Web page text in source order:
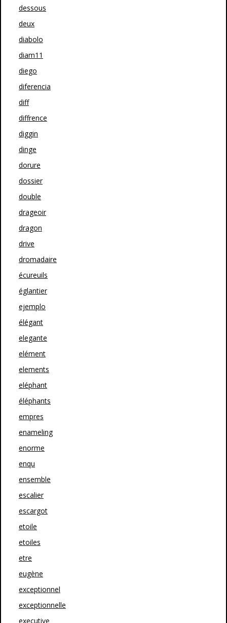
dessous
deux
diabolo
diam11
diego
diferencia
diff
diffrence
diggin
dinge
dorure
dossier
double
drageoir
dragon
drive
dromadaire
écureuils
églantier
ejemplo
élégant
elegante
elément
elements
eléphant
éléphants
empres
enameling
enorme
enqu
ensemble
escalier
escargot
etoile
etoiles
etre
eugène
exceptionnel
exceptionnelle
executive